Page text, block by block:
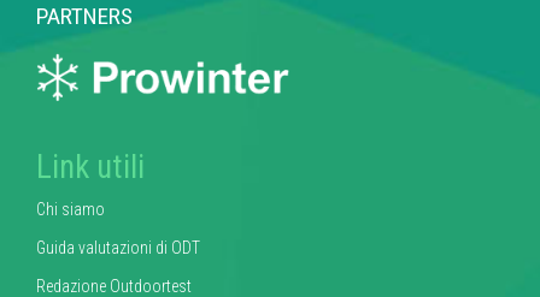
PARTNERS
Link utili
Chi siamo
Guida valutazioni di ODT
Redazione Outdoortest